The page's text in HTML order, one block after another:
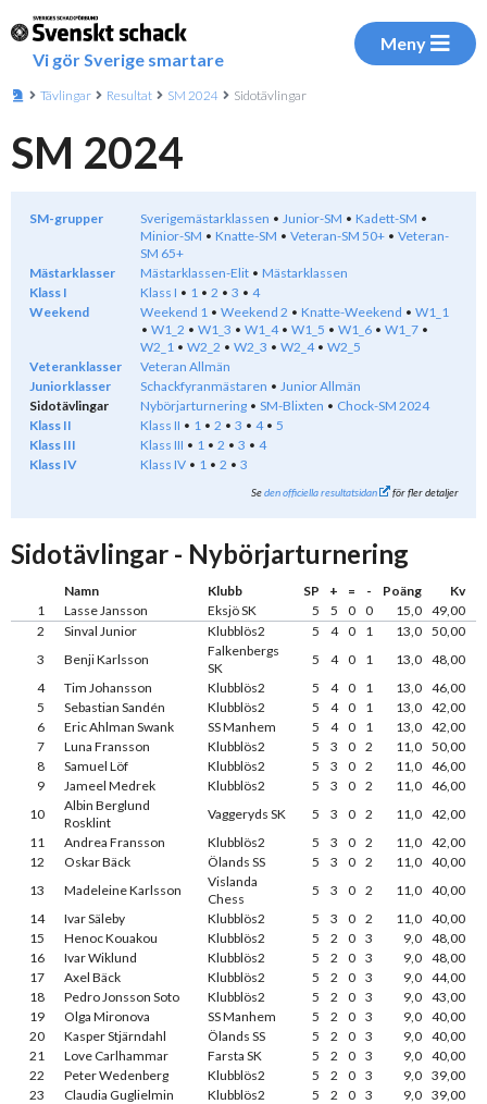
Vi gör Sverige smartare
Meny
Tävlingar Resultat SM 2024 Sidotävlingar
SM 2024
SM-grupper Sverigemästarklassen Junior-SM
Kadett-SM
Minior-SM
Knatte-SM Veteran-SM 50+
Veteran-
SM 65+
Mästarklasser
Mästarklassen-Elit
Mästarklassen
Klass I
Klass I 1 2 3
4
Weekend
Weekend 1 Weekend 2 Knatte-Weekend
W1_1
W1_2
W1_3 W1_4 W1_5 W1_6
W1_7
W2_1
W2_2 W2_3 W2_4
W2_5
Veteranklasser
Veteran Allmän
Juniorklasser
Schackfyranmästaren
Junior Allmän
Sidotävlingar
Nybörjarturnering SM-Blixten
Chock-SM 2024
Klass II
Klass II 1 2 3 4
5
Klass III
Klass III 1 2 3
4
Klass IV
Klass IV 1 2 3
Seden officiella resultatsidan för fler detaljer
Sidotävlingar - Nybörjarturnering
Namn Klubb SP + = - Poäng
Kv
1
Lasse Jansson Eksjö SK 5 5 0 0 15,0 49,00
2
Sinval Junior Klubblös2 5 4 0 1 13,0 50,00
3
Benji Karlsson
Falkenbergs
SK
5 4 0 1 13,0 48,00
4
Tim Johansson Klubblös2 5 4 0 1 13,0 46,00
5
Sebastian Sandén Klubblös2 5 4 0 1 13,0 42,00
6
Eric Ahlman Swank SS Manhem 5 4 0 1 13,0 42,00
7
Luna Fransson Klubblös2 5 3 0 2 11,0 50,00
8
Samuel Löf Klubblös2 5 3 0 2 11,0 46,00
9
Jameel Medrek Klubblös2 5 3 0 2 11,0 46,00
10
Albin Berglund
Rosklint
Vaggeryds SK 5 3 0 2 11,0 42,00
11
Andrea Fransson Klubblös2 5 3 0 2 11,0 42,00
12
Oskar Bäck Ölands SS 5 3 0 2 11,0 40,00
13
Madeleine Karlsson
Vislanda
Chess
5 3 0 2 11,0 40,00
14
Ivar Säleby Klubblös2 5 3 0 2 11,0 40,00
15
Henoc Kouakou Klubblös2 5 2 0 3 9,0 48,00
16
Ivar Wiklund Klubblös2 5 2 0 3 9,0 48,00
17
Axel Bäck Klubblös2 5 2 0 3 9,0 44,00
18
Pedro Jonsson Soto Klubblös2 5 2 0 3 9,0 43,00
19
Olga Mironova SS Manhem 5 2 0 3 9,0 40,00
20
Kasper Stjärndahl Ölands SS 5 2 0 3 9,0 40,00
21
Love Carlhammar Farsta SK 5 2 0 3 9,0 40,00
22
Peter Wedenberg Klubblös2 5 2 0 3 9,0 39,00
23
Claudia Guglielmin Klubblös2 5 2 0 3 9,0 39,00